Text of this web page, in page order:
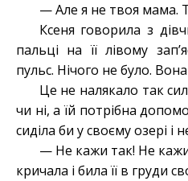
— Але я не твоя мама.
Ксеня говорила з
пальці на її лівому
пульс. Нічого не було.
Це не налякало так
чи ні, а їй потрібна
сиділа би у своєму озері і
— Не кажи так! Не
кричала і била її в груди